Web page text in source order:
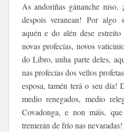
As andoriñas gánanche niso,
despois veranean! Por algo
aquén e do alén dese
novas profecías, novos
do Libro, unha parte deles,
nas profecías dos vellos
esposa, tamén terá o seu día!
medio renegados, medio
Covadonga, e non máis,
tremerán de frío nas nevaradas!